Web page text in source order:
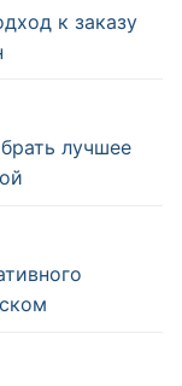
к заказу
лучшее